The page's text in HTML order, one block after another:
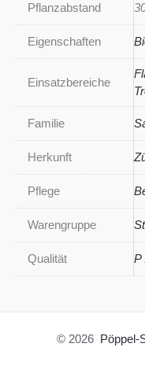
Pflanzabstand
Eigenschaften
Einsatzbereiche
Familie
Herkunft
Pflege
Warengruppe
Qualität P
© 2026 Pöppel-